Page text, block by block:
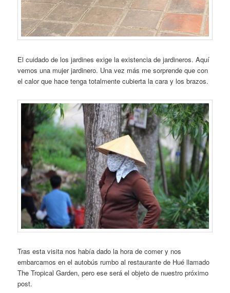
El cuidado de los jardines exige la existencia de jardineros. Aquí
vemos una mujer jardinero. Una vez más me sorprende que con
el calor que hace tenga totalmente cubierta la cara y los brazos.
Tras esta visita nos había dado la hora de comer y nos
embarcamos en el autobús rumbo al restaurante de Hué llamado
The Tropical Garden, pero ese será el objeto de nuestro próximo
post.